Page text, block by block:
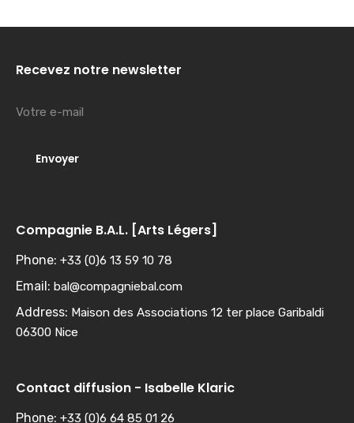
Recevez notre newsletter
Compagnie B.A.L. [Arts Légers]
Phone: +33 (0)6 13 59 10 78
Email: bal@compagniebal.com
Address: Maison des Associations 12 ter place Garibaldi
06300 Nice
Contact diffusion - Isabelle Klaric
Phone: +33 (0)6 64 85 01 26